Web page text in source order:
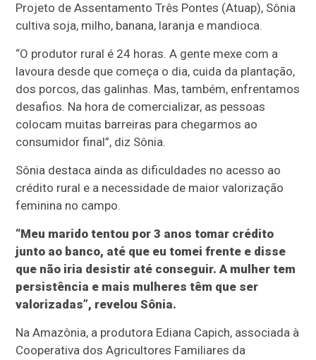
Projeto de Assentamento Três Pontes (Atuap), Sônia
cultiva soja, milho, banana, laranja e mandioca.
“O produtor rural é 24 horas. A gente mexe com a
lavoura desde que começa o dia, cuida da plantação,
dos porcos, das galinhas. Mas, também, enfrentamos
desafios. Na hora de comercializar, as pessoas
colocam muitas barreiras para chegarmos ao
consumidor final”, diz Sônia.
Sônia destaca ainda as dificuldades no acesso ao
crédito rural e a necessidade de maior valorização
feminina no campo.
“Meu marido tentou por 3 anos tomar crédito
junto ao banco, até que eu tomei frente e disse
que não iria desistir até conseguir. A mulher tem
persistência e mais mulheres têm que ser
valorizadas”, revelou Sônia.
Na Amazônia, a produtora Ediana Capich, associada à
Cooperativa dos Agricultores Familiares da